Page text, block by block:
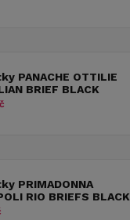
PANACHE OTTILIE
BRIEF BLACK
PRIMADONNA
RIO BRIEFS BLACK